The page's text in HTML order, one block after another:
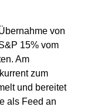
von
15% vom
Am
zum
und bereitet
als Feed an